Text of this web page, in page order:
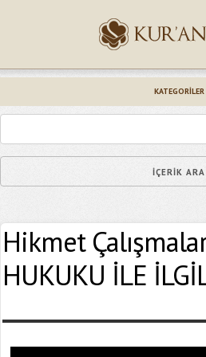
KATEGORILER
Hikmet
HUKUKU İLE
Epostanız (*)
Yaşadığınız Hatanın Ayrıntıları